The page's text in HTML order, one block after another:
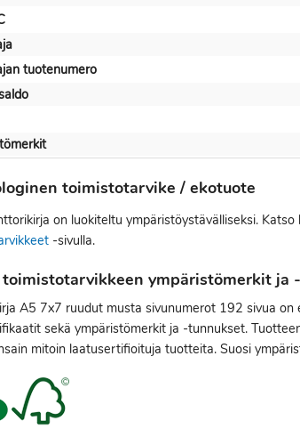
tuotenumero
toimistotarvike / ekotuote
on luokiteltu ympäristöystävälliseksi.
-sivulla.
toimistotarvikkeen ympäristömerkit
A5 7x7 ruudut musta sivunumerot 192 sivua
sekä ympäristömerkit ja -tunnukset.
mitoin laatusertifioituja tuotteita. Suosi